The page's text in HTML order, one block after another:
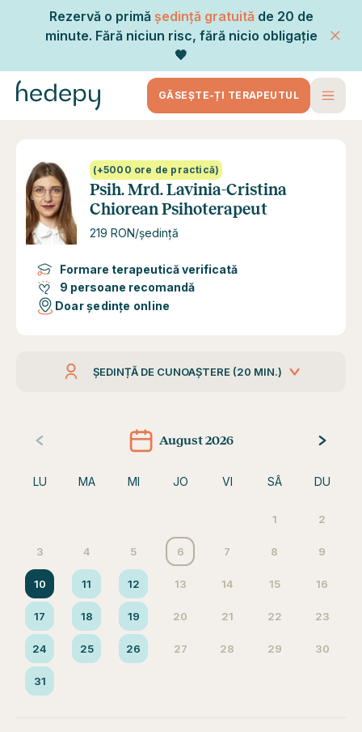
Rezervă o primă ședință gratuită de 20 de
minute. Fără niciun risc, fără nicio obligație
🧡
GĂSEȘTE-ȚI TERAPEUTUL
(+5000 ore de practică)
Psih. Mrd. Lavinia-Cristina
Chiorean Psihoterapeut
219 RON/ședință
Formare terapeutică verificată
9 persoane recomandă
Doar ședințe online
ȘEDINȚĂ DE CUNOAȘTERE (20 MIN.)
August 2026
LU MA MI JO VI SÂ DU
1 2
3 4 5 6 7 8 9
10 11 12 13 14 15 16
17 18 19 20 21 22 23
24 25 26 27 28 29 30
31